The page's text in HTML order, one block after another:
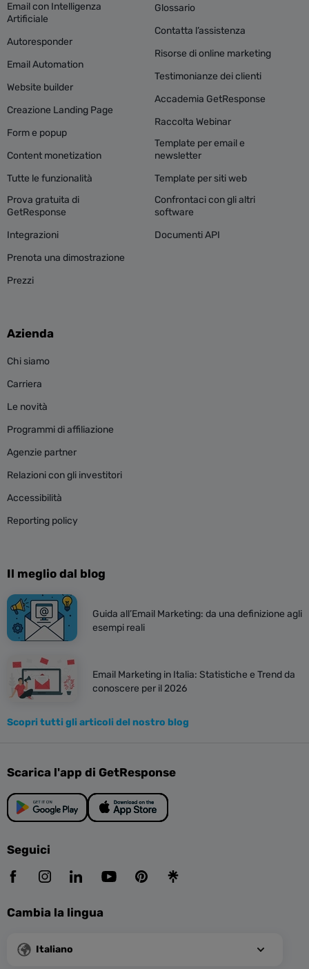
Email con Intelligenza
Artificiale
Autoresponder
Email Automation
Website builder
Creazione Landing Page
Form e popup
Content monetization
Tutte le funzionalità
Prova gratuita di
GetResponse
Integrazioni
Prenota una dimostrazione
Prezzi
Glossario
Contatta l’assistenza
Risorse di online marketing
Testimonianze dei clienti
Accademia GetResponse
Raccolta Webinar
Template per email e
newsletter
Template per siti web
Confrontaci con gli altri
software
Documenti API
Azienda
Chi siamo
Carriera
Le novità
Programmi di affiliazione
Agenzie partner
Relazioni con gli investitori
Accessibilità
Reporting policy
Il meglio dal blog
Guida all’Email Marketing: da una definizione agli
esempi reali
Email Marketing in Italia: Statistiche e Trend da
conoscere per il 2026
Scopri tutti gli articoli del nostro blog
Scarica l'app di GetResponse
Seguici
Cambia la lingua
Italiano